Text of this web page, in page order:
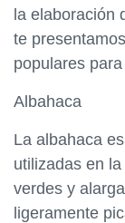
la elaboración
te
populares
Albahaca
La albahaca
utilizadas en
verdes y
ligeramente